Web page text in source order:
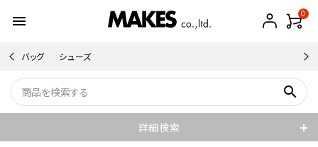
menu 0
バッグ シューズ
search
詳細検索